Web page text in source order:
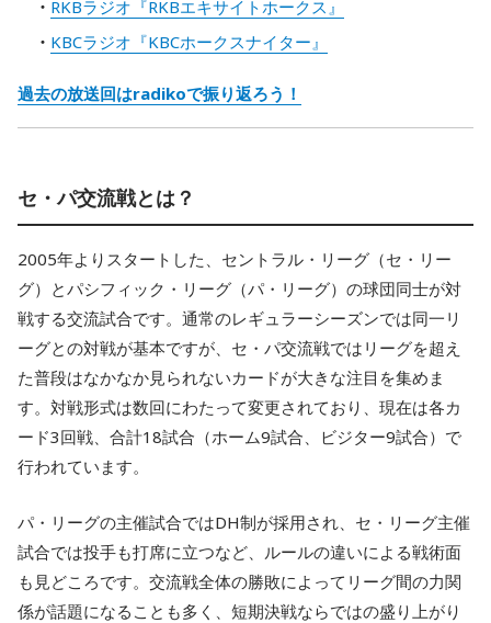
RKBラジオ『RKBエキサイトホークス』
KBCラジオ『KBCホークスナイター』
過去の放送回はradikoで振り返ろう！
セ・パ交流戦とは？
2005年よりスタートした、セントラル・リーグ（セ・リー
グ）とパシフィック・リーグ（パ・リーグ）の球団同士が対
戦する交流試合です。通常のレギュラーシーズンでは同一リ
ーグとの対戦が基本ですが、セ・パ交流戦ではリーグを超え
た普段はなかなか見られないカードが大きな注目を集めま
す。対戦形式は数回にわたって変更されており、現在は各カ
ード3回戦、合計18試合 （ホーム9試合、ビジター9試合）で
行われています。
パ・リーグの主催試合ではDH制が採用され、セ・リーグ主催
試合では投手も打席に立つなど、ルールの違いによる戦術面
も見どころです。交流戦全体の勝敗によってリーグ間の力関
係が話題になることも多く、短期決戦ならではの盛り上がり